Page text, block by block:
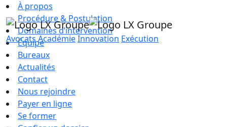
AvocatsAcadémieInnovation Exécution
À propos
Procédure & Postulation
Domaines d’intervention
Équipe
Bureaux
Actualités
Contact
Nous rejoindre
Payer en ligne
Se former